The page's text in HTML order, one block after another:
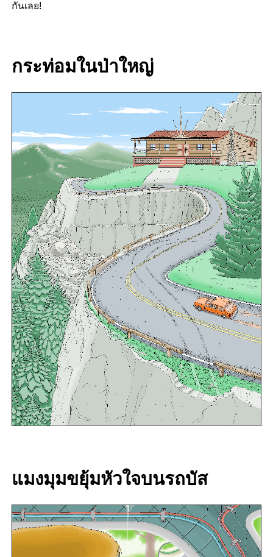
กันเลย!
กระท่อมในป่าใหญ่
แมงมุมขยุ้มหัวใจบนรถบัส